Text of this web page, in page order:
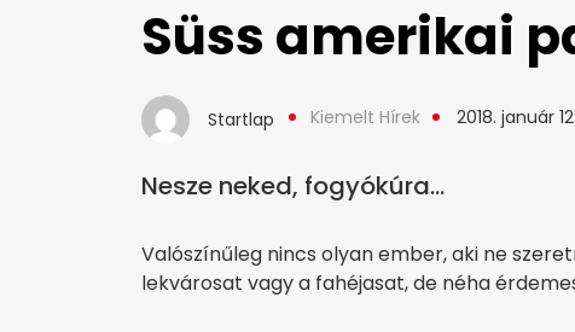
Süss amerikai
Startlap Kiemelt Hírek 2018. január 12.
Nesze neked, fogyókúra...
Valószínűleg nincs olyan ember, aki ne
lekvárosat vagy a fahéjasat, de néha